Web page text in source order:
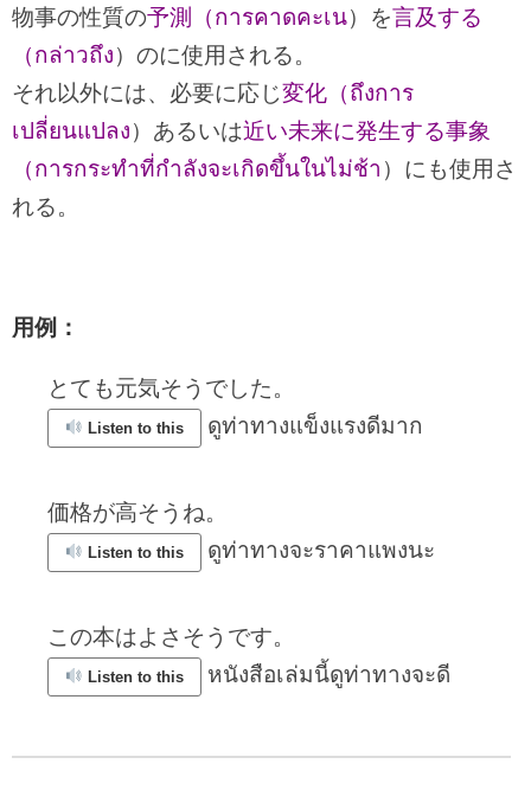
物事の性質の予測（การคาดคะเน）を言及する
（กล่าวถึง）のに使用される。
それ以外には、必要に応じ変化（ถึงการ
เปลี่ยนแปลง）あるいは近い未来に発生する事象
（การกระทําที่กําลังจะเกิดขึ้นในไม่ช้า ）にも使用さ
れる。
用例：
とても元気そうでした。
Listen to this ดูท่าทางแข็งแรงดีมาก
価格が高そうね。
Listen to this ดูท่าทางจะราคาแพงนะ
この本はよさそうです。
Listen to this หนังสือเล่มนี้ดูท่าทางจะดี